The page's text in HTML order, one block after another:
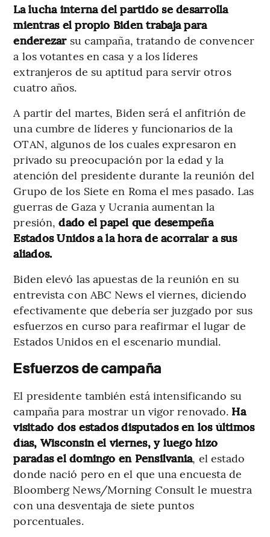
La lucha interna del partido se desarrolla
mientras el propio Biden trabaja para
enderezarsu campaña, tratando de convencer
a los votantes en casa y a los líderes
extranjeros de su aptitud para servir otros
cuatro años.
A partir del martes, Biden será el anfitrión de
una cumbre de líderes y funcionarios de la
OTAN, algunos de los cuales expresaron en
privado su preocupación por la edad y la
atención del presidente durante la reunión del
Grupo de los Siete en Roma el mes pasado. Las
guerras de Gaza y Ucrania aumentan la
presión, dado el papel que desempeña
Estados Unidos a la hora de acorralar a sus
aliados.
Biden elevó las apuestas de la reunión en su
entrevista con ABC News el viernes, diciendo
efectivamente que debería ser juzgado por sus
esfuerzos en curso para reafirmar el lugar de
Estados Unidos en el escenario mundial.
Esfuerzos de campaña
El presidente también está intensificando su
campaña para mostrar un vigor renovado. Ha
visitado dos estados disputados en los últimos
días, Wisconsin el viernes, y luego hizo
paradas el domingo en Pensilvania, el estado
donde nació pero en el que una encuesta de
Bloomberg News/Morning Consult le muestra
con una desventaja de siete puntos
porcentuales.